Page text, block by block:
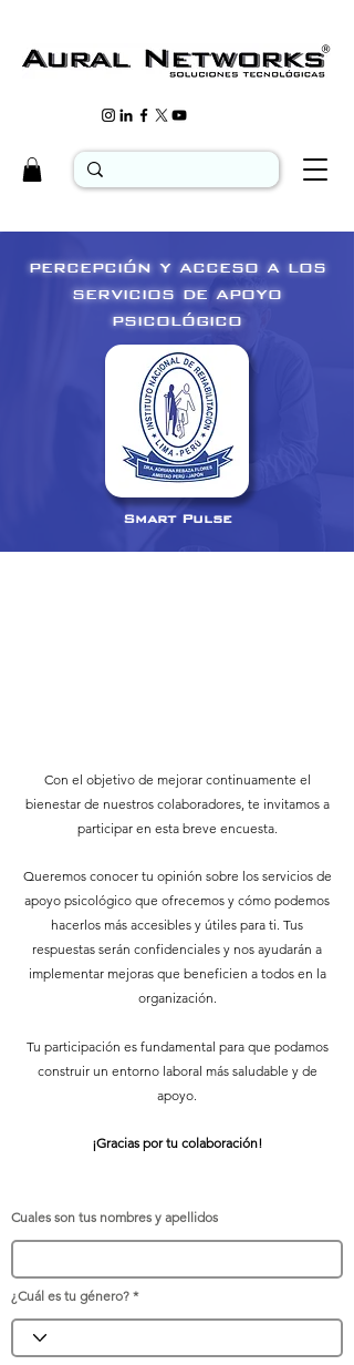
percepción y acceso a los
servicios de apoyo
psicológico
Smart Pulse
Con el objetivo de mejorar continuamente el
bienestar de nuestros colaboradores, te invitamos a
participar en esta breve encuesta.
Queremos conocer tu opinión sobre los servicios de
apoyo psicológico que ofrecemos y cómo podemos
hacerlos más accesibles y útiles para ti. Tus
respuestas serán confidenciales y nos ayudarán a
implementar mejoras que beneficien a todos en la
organización.
Tu participación es fundamental para que podamos
construir un entorno laboral más saludable y de
apoyo.
¡Gracias por tu colaboración!
Cuales son tus nombres y apellidos
¿Cuál es tu género?